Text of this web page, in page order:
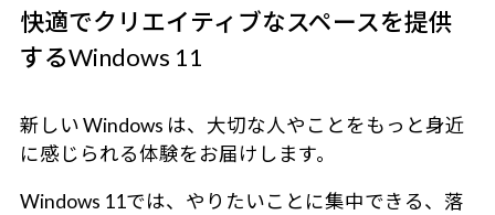
快適でクリエイティブなスペースを提供
するWindows 11
新しい Windows は、大切な人やことをもっと身近
に感じられる体験をお届けします。
Windows 11では、やりたいことに集中できる、落